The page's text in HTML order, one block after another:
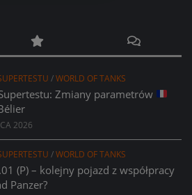
/WORLD OF TANKS
Zmiany parametrów
2026
/WORLD OF TANKS
(P) – kolejny pojazd z współpracy
Panzer?